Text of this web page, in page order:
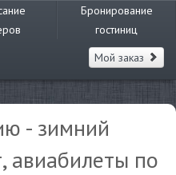
Бронирование
гостиниц
Мой заказ
- зимний
авиабилеты по